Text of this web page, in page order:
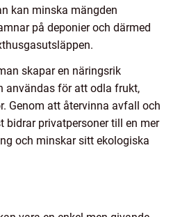
kan minska mängden
på deponier och därmed
skapar en näringsrik
användas för att odla frukt,
Genom att återvinna avfall och
bidrar privatpersoner till en mer
och minskar sitt ekologiska